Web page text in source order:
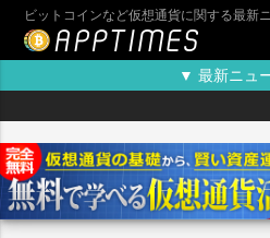
ビットコインなど仮想通貨に関する最新
▼ 最新ニュ